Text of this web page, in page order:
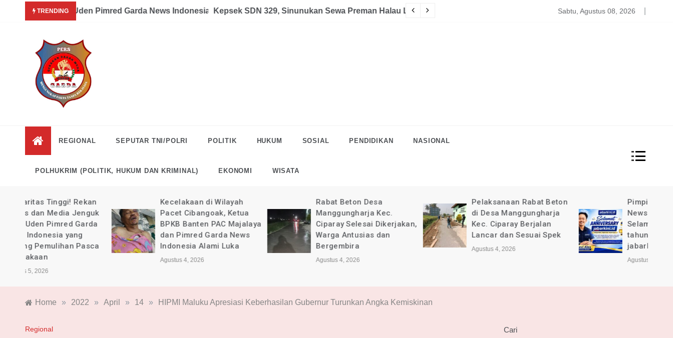
TRENDING
News Indonesia yang Sedang Pemulihan Pasca Kecelakaan
Kepsek SDN 329, Sinunukan Sewa Preman Halau LSM Dipolisikan Satgas PDBA Bantah Tidak Akomodir Bantuan Korban
Sabtu, Agustus 08, 2026
News
Indonesia
Tanpa Rekayasa
REGIONAL SEPUTAR TNI/POLRI POLITIK HUKUM SOSIAL PENDIDIKAN NASIONAL
POLHUKRIM (POLITIK, HUKUM DAN KRIMINAL) EKONOMI WISATA
Kecelakaan di Wilayah
Pacet Cibangoak, Ketua
BPKB Banten PAC Majalaya
dan Pimred Garda News
Indonesia Alami Luka
Rabat Beton Desa
Manggungharja Kec.
Ciparay Selesai Dikerjakan,
Warga Antusias dan
Bergembira
Pelaksanaan Rabat Beton
di Desa Manggungharja
Kec. Ciparay Berjalan
Lancar dan Sesuai Spek
Agustus 4, 2026
Pimpinan Redaksi Garda
News Indonesia Ucapkan
Selamat Anniversary ke-1
tahun untuk Media online
jabarkini.id
Home » 2022 » April » 14 » HIPMI Maluku Apresiasi Keberhasilan Gubernur Turunkan Angka Kemiskinan
Regional Cari